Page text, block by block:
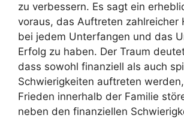
zu verbessern. Es sagt ein
voraus, das Auftreten zahlreicher
bei jedem Unterfangen und das
Erfolg zu haben. Der Traum
dass sowohl finanziell als auch
Schwierigkeiten auftreten
Frieden innerhalb der Familie
neben den finanziellen